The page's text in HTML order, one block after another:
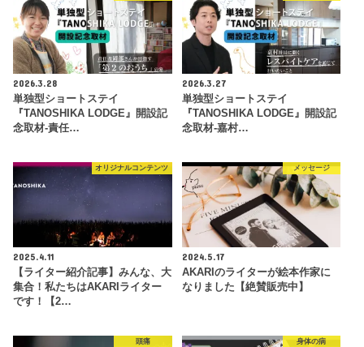
2026.3.28
単独型ショートステイ
『TANOSHIKA LODGE』開設記
念取材-責任…
2026.3.27
単独型ショートステイ
『TANOSHIKA LODGE』開設記
念取材-嘉村…
オリジナルコンテンツ
2025.4.11
【ライター紹介記事】みんな、大
集合！私たちはAKARIライター
です！【2…
メッセージ
2024.5.17
AKARIのライターが絵本作家に
なりました【絶賛販売中】
頭痛 身体の病